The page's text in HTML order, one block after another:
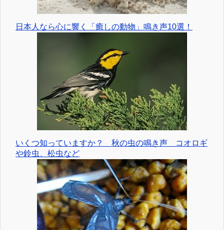
日本人なら心に響く「癒しの動物」鳴き声10選！
いくつ知っていますか？ 秋の虫の鳴き声 コオロギ
や鈴虫、松虫など